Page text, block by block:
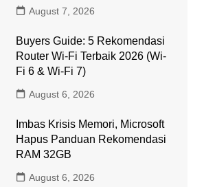
August 7, 2026
Buyers Guide: 5 Rekomendasi
Router Wi-Fi Terbaik 2026 (Wi-
Fi 6 & Wi-Fi 7)
August 6, 2026
Imbas Krisis Memori, Microsoft
Hapus Panduan Rekomendasi
RAM 32GB
August 6, 2026